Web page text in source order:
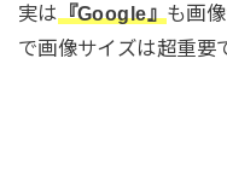
実は『Google』も画
で画像サイズは超重要